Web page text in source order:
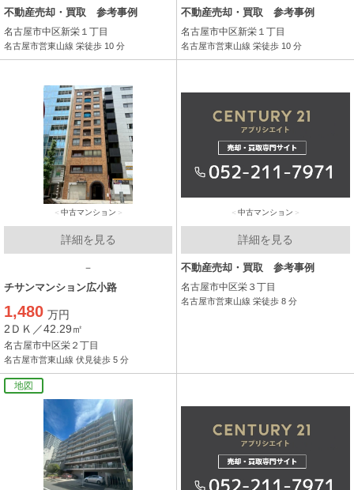
不動産売却・買取 参考事例
名古屋市中区新栄１丁目
名古屋市営東山線 栄徒歩 10 分
不動産売却・買取 参考事例
名古屋市中区新栄１丁目
名古屋市営東山線 栄徒歩 10 分
中古マンション
詳細を見る
－
チサンマンション広小路
1,480 万円
2ＤＫ／42.29㎡
名古屋市中区栄２丁目
名古屋市営東山線 伏見徒歩 5 分
中古マンション
詳細を見る
不動産売却・買取 参考事例
名古屋市中区栄３丁目
名古屋市営東山線 栄徒歩 8 分
地図